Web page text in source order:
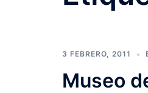
3 FEBRERO, 2011
Museo